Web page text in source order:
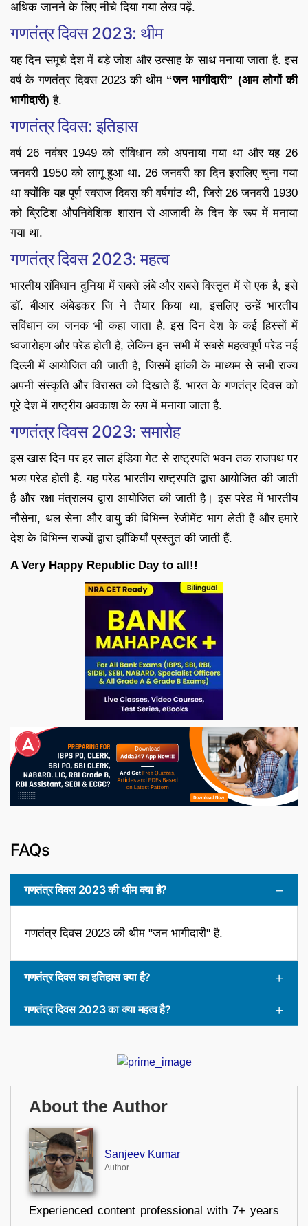
अधिक जानने के लिए नीचे दिया गया लेख पढ़ें.
गणतंत्र दिवस 2023: थीम
यह दिन समूचे देश में बड़े जोश और उत्साह के साथ मनाया जाता है. इस
वर्ष के गणतंत्र दिवस 2023 की थीम “जन भागीदारी” (आम लोगों की
भागीदारी) है.
गणतंत्र दिवस: इतिहास
वर्ष 26 नवंबर 1949 को संविधान को अपनाया गया था और यह 26
जनवरी 1950 को लागू हुआ था. 26 जनवरी का दिन इसलिए चुना गया
था क्योंकि यह पूर्ण स्वराज दिवस की वर्षगांठ थी, जिसे 26 जनवरी 1930
को ब्रिटिश औपनिवेशिक शासन से आजादी के दिन के रूप में मनाया
गया था.
गणतंत्र दिवस 2023: महत्व
भारतीय संविधान दुनिया में सबसे लंबे और सबसे विस्तृत में से एक है, इसे
डॉ. बीआर अंबेडकर जि ने तैयार किया था, इसलिए उन्हें भारतीय
सविंधान का जनक भी कहा जाता है. इस दिन देश के कई हिस्सों में
ध्वजारोहण और परेड होती है, लेकिन इन सभी में सबसे महत्वपूर्ण परेड नई
दिल्ली में आयोजित की जाती है, जिसमें झांकी के माध्यम से सभी राज्य
अपनी संस्कृति और विरासत को दिखाते हैं. भारत के गणतंत्र दिवस को
पूरे देश में राष्ट्रीय अवकाश के रूप में मनाया जाता है.
गणतंत्र दिवस 2023: समारोह
इस खास दिन पर हर साल इंडिया गेट से राष्ट्रपति भवन तक राजपथ पर
भव्य परेड होती है. यह परेड भारतीय राष्ट्रपति द्वारा आयोजित की जाती
है और रक्षा मंत्रालय द्वारा आयोजित की जाती है। इस परेड में भारतीय
नौसेना, थल सेना और वायु की विभिन्न रेजीमेंट भाग लेती हैं और हमारे
देश के विभिन्न राज्यों द्वारा झाँकियाँ प्रस्तुत की जाती हैं.
A Very Happy Republic Day to all!!
FAQs
गणतंत्र दिवस 2023 की थीम क्या है?
गणतंत्र दिवस 2023 की थीम "जन भागीदारी" है.
गणतंत्र दिवस का इतिहास क्या है?
गणतंत्र दिवस 2023 का क्या महत्व है?
About the Author
Sanjeev Kumar
Author
Experienced content professional with 7+ years